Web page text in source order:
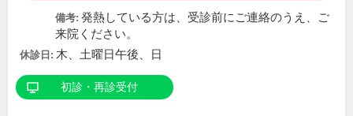
備考: 発熱している方は、受診前にご連絡のうえ、ご
来院ください。
休診日: 木、土曜日午後、日
初診・再診受付